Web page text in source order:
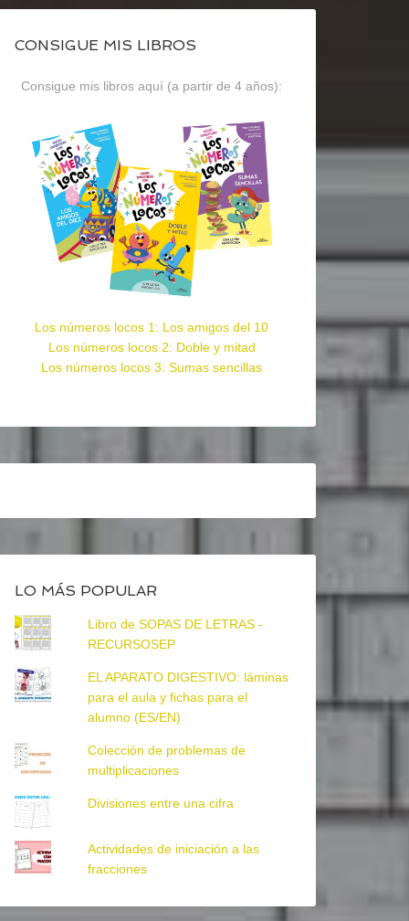
CONSIGUE MIS LIBROS
Consigue mis libros aquí (a partir de 4 años):
Los números locos 1: Los amigos del 10
Los números locos 2: Doble y mitad
Los números locos 3: Sumas sencillas
LO MÁS POPULAR
Libro de SOPAS DE LETRAS -
RECURSOSEP
EL APARATO DIGESTIVO: láminas
para el aula y fichas para el
alumno (ES/EN)
Colección de problemas de
multiplicaciones
Divisiones entre una cifra
Actividades de iniciación a las
fracciones